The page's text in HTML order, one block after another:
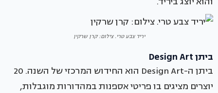
יריד צבע טרי. צילום: קרן שרקין
ביתן Design Art
ביתן ה-Design Art הוא החידוש המרכזי של השנה. 20
יוצרים מציגים בו פריטי אספנות במהדורות מוגבלות,